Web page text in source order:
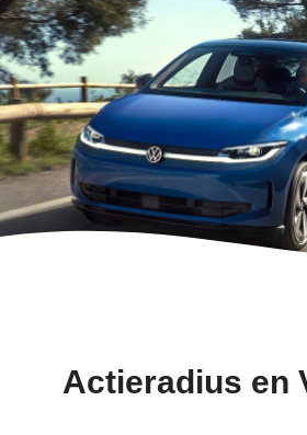
Actieradius en